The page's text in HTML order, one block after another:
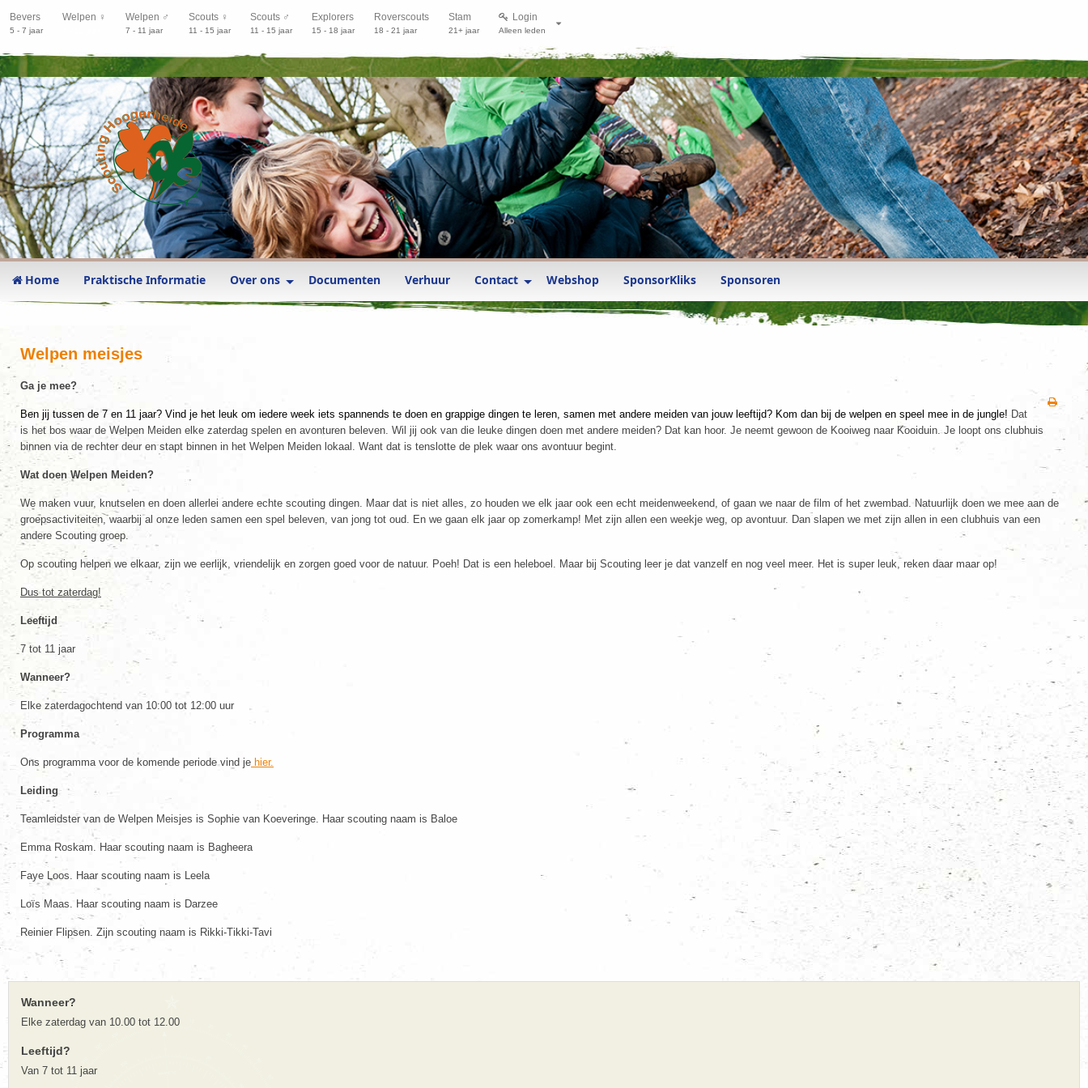
Bevers
5 - 7 jaar
Welpen ♀ Welpen ♂
7 - 11 jaar
Scouts ♀
11 - 15 jaar
Scouts ♂
11 - 15 jaar
Explorers
15 - 18 jaar
Roverscouts
18 - 21 jaar
Stam
21+ jaar
Login
Alleen leden
Home Praktische Informatie Over ons Documenten Verhuur Contact Webshop SponsorKliks Sponsoren
Welpen meisjes
Ga je mee?
Ben jij tussen de 7 en 11 jaar? Vind je het leuk om iedere week iets spannends te doen en grappige dingen te leren, samen met andere meiden van jouw leeftijd? Kom dan bij de welpen en speel mee in de jungle! Dat
is het bos waar de Welpen Meiden elke zaterdag spelen en avonturen beleven. Wil jij ook van die leuke dingen doen met andere meiden? Dat kan hoor. Je neemt gewoon de Kooiweg naar Kooiduin. Je loopt ons clubhuis
binnen via de rechter deur en stapt binnen in het Welpen Meiden lokaal. Want dat is tenslotte de plek waar ons avontuur begint.
Wat doen Welpen Meiden?
We maken vuur, knutselen en doen allerlei andere echte scouting dingen. Maar dat is niet alles, zo houden we elk jaar ook een echt meidenweekend, of gaan we naar de film of het zwembad. Natuurlijk doen we mee aan de
groepsactiviteiten, waarbij al onze leden samen een spel beleven, van jong tot oud. En we gaan elk jaar op zomerkamp! Met zijn allen een weekje weg, op avontuur. Dan slapen we met zijn allen in een clubhuis van een
andere Scouting groep.
Op scouting helpen we elkaar, zijn we eerlijk, vriendelijk en zorgen goed voor de natuur. Poeh! Dat is een heleboel. Maar bij Scouting leer je dat vanzelf en nog veel meer. Het is super leuk, reken daar maar op!
Dus tot zaterdag!
Leeftijd
7 tot 11 jaar
Wanneer?
Elke zaterdagochtend van 10:00 tot 12:00 uur
Programma
Ons programma voor de komende periode vind je hier.
Leiding
Teamleidster van de Welpen Meisjes is Sophie van Koeveringe. Haar scouting naam is Baloe
Emma Roskam. Haar scouting naam is Bagheera
Faye Loos. Haar scouting naam is Leela
Loïs Maas. Haar scouting naam is Darzee
Reinier Flipsen. Zijn scouting naam is Rikki-Tikki-Tavi
Wanneer?
Elke zaterdag van 10.00 tot 12.00
Leeftijd?
Van 7 tot 11 jaar